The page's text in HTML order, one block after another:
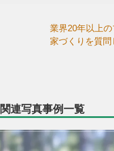
業界20年以上
家づくりを質問
関連写真事例一覧